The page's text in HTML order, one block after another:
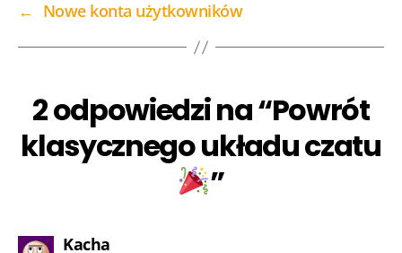
← Nowe konta użytkowników
2 odpowiedzi na “Powrót
klasycznego układu czatu
”
Kachakomentarz: